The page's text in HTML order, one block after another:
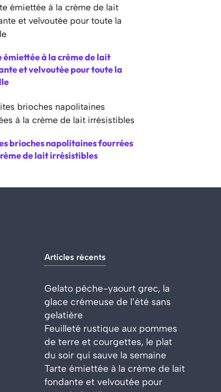
émiettée à la crème de lait
et velvoutée pour toute la
brioches napolitaines fourrées
de lait irrésistibles
Articles récents
Gelato pêche-yaourt grec, la
glace crémeuse de l’été sans
gelatière
Feuilleté rustique aux pommes
de terre et courgettes, le plat
du soir qui sauve la semaine
Tarte émiettée à la crème de lait
fondante et velvoutée pour